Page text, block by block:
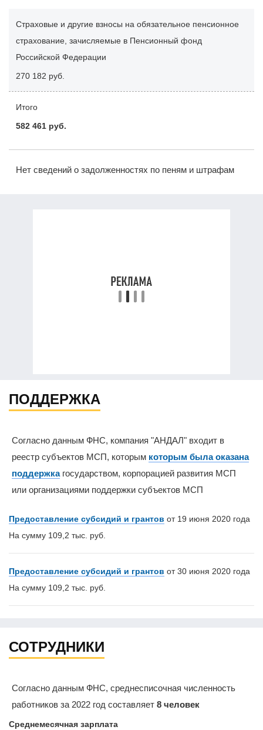
Страховые и другие взносы на обязательное пенсионное
страхование, зачисляемые в Пенсионный фонд
Российской Федерации
270 182 руб.
Итого
582 461 руб.
Нет сведений о задолженностях по пеням и штрафам
ПОДДЕРЖКА
Согласно данным ФНС, компания "АНДАЛ" входит в
реестр субъектов МСП, которым которым была оказана
поддержкагосударством, корпорацией развития МСП
или организациями поддержки субъектов МСП
Предоставление субсидий и грантов от 19 июня 2020 года
На сумму 109,2 тыс. руб.
Предоставление субсидий и грантов от 30 июня 2020 года
На сумму 109,2 тыс. руб.
СОТРУДНИКИ
Согласно данным ФНС, среднесписочная численность
работников за 2022 год составляет 8 человек
Среднемесячная зарплата